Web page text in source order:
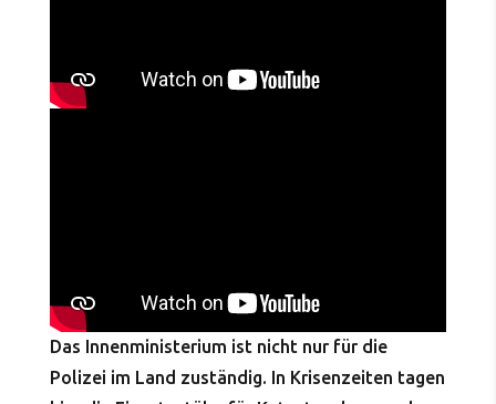
Das Innenministerium ist nicht nur für die
Polizei im Land zuständig. In Krisenzeiten tagen